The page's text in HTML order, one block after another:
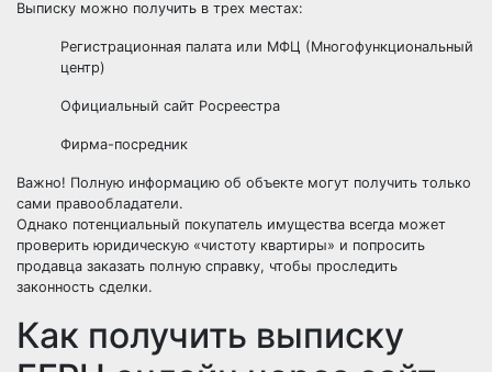
Выписку можно получить в трех местах:
Регистрационная палата или МФЦ (Многофункциональный
центр)
Официальный сайт Росреестра
Фирма-посредник
Важно! Полную информацию об объекте могут получить только
сами правообладатели.
Однако потенциальный покупатель имущества всегда может
проверить юридическую «чистоту квартиры» и попросить
продавца заказать полную справку, чтобы проследить
законность сделки.
Как получить выписку